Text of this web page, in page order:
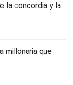
la concordia y la
millonaria que